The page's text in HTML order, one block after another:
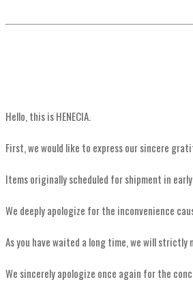
Hello, this is HENECIA.
First, we would like to express our sincere
Items originally scheduled for shipment in
We deeply apologize for the inconvenience
As you have waited a long time, we will
We sincerely apologize once again for the